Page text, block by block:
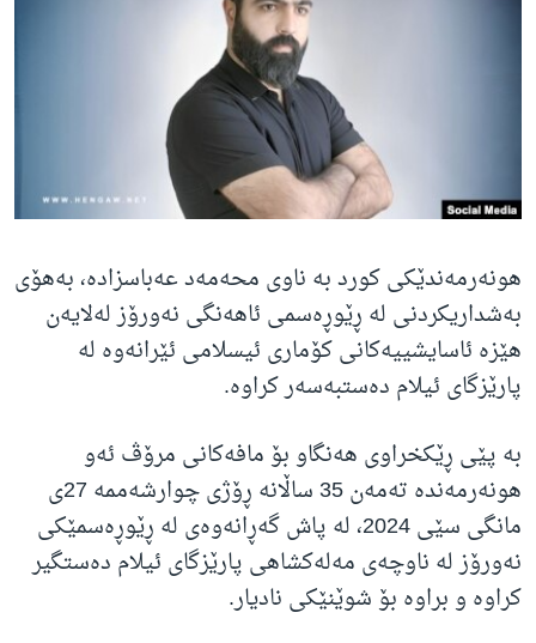
زمانه‌کان
هونەرمەندێکی کورد بە ناوی محەمەد عەباسزادە، بەهۆی
بەشداریکردنی لە ڕێوڕەسمی ئاهەنگی نەورۆز لەلایەن
هێزە ئاسایشییەکانی کۆماری ئیسلامی ئێرانەوە لە
پارێزگای ئیلام دەستبەسەر کراوە.
بە پێی ڕێکخراوی هەنگاو بۆ مافەکانی مرۆڤ ئەو
هونەرمەندە تەمەن 35 ساڵانە ڕۆژی چوارشەممە 27ی
مانگی سێی 2024، لە پاش گەڕانەوەی لە ڕێوڕەسمێکی
نەورۆز لە ناوچەی مەلەکشاهی پارێزگای ئیلام دەستگیر
کراوە و براوە بۆ شوێنێکی نادیار.